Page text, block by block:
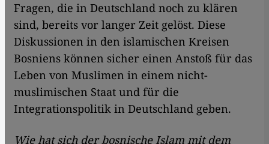
Fragen, die in Deutschland noch zu klären
sind, bereits vor langer Zeit gelöst. Diese
Diskussionen in den islamischen Kreisen
Bosniens können sicher einen Anstoß für das
Leben von Muslimen in einem nicht-
muslimischen Staat und für die
Integrationspolitik in Deutschland geben.
Wie hat sich der bosnische Islam mit dem